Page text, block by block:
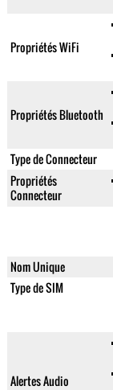
Propriétés WiFi
Propriétés Bluetooth
Type de Connecteur
Propriétés
Connecteur
Nom Unique
Type de SIM
Alertes Audio